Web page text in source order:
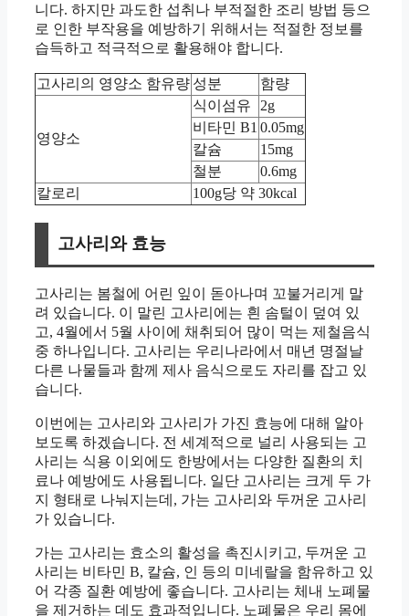
니다. 하지만 과도한 섭취나 부적절한 조리 방법 등으
로 인한 부작용을 예방하기 위해서는 적절한 정보를
습득하고 적극적으로 활용해야 합니다.
고사리의 영양소 함유량 성분 함량
영양소
식이섬유
2g
비타민 B1 0.05mg
칼슘
15mg
철분
0.6mg
칼로리
100g당 약 30kcal
고사리와 효능
고사리는 봄철에 어린 잎이 돋아나며 꼬불거리게 말
려 있습니다. 이 말린 고사리에는 흰 솜털이 덮여 있
고, 4월에서 5월 사이에 채취되어 많이 먹는 제철음식
중 하나입니다. 고사리는 우리나라에서 매년 명절날
다른 나물들과 함께 제사 음식으로도 자리를 잡고 있
습니다.
이번에는 고사리와 고사리가 가진 효능에 대해 알아
보도록 하겠습니다. 전 세계적으로 널리 사용되는 고
사리는 식용 이외에도 한방에서는 다양한 질환의 치
료나 예방에도 사용됩니다. 일단 고사리는 크게 두 가
지 형태로 나눠지는데, 가는 고사리와 두꺼운 고사리
가 있습니다.
가는 고사리는 효소의 활성을 촉진시키고, 두꺼운 고
사리는 비타민 B, 칼슘, 인 등의 미네랄을 함유하고 있
어 각종 질환 예방에 좋습니다. 고사리는 체내 노폐물
을 제거하는 데도 효과적입니다. 노폐물은 우리 몸에